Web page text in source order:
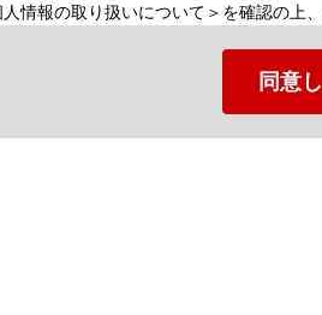
情報の取り扱いについて＞を確認の上
同意